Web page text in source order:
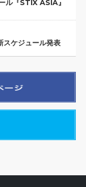
ル『STIX ASIA』
スケジュール発表